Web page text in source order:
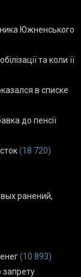
Южненського
та коли її
в списке
до пенсії
(18 720)
ранений,
(10 893)